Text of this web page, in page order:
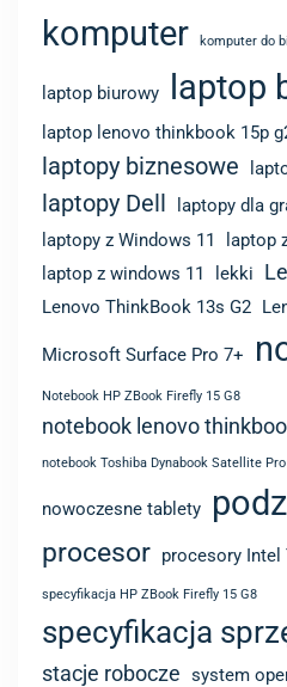
komputer
komputer do
laptop biurowy laptop
laptop lenovo thinkbook 15p
laptopy biznesowe
laptopy Dell laptopy dla
laptopy z Windows 11
laptop
laptop z windows 11
lekki
Lenovo ThinkBook 13s G2
Microsoft Surface Pro 7+
Notebook HP ZBook Firefly 15 G8
notebook lenovo
notebook Toshiba Dynabook Satellite
nowoczesne tablety
procesor procesory Intel
specyfikacja HP ZBook Firefly 15 G8
specyfikacja
stacje robocze system